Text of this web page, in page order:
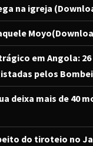
na igreja
em Angola:
pelos
deixa mais de 40
do tiroteio no